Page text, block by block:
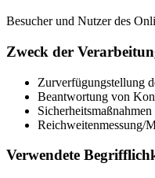
Besucher und Nutzer des
Zweck der
Zurverfügungstellung
Beantwortung von
Sicherheitsmaßnahmen
Reichweitenmessung/
Verwendete